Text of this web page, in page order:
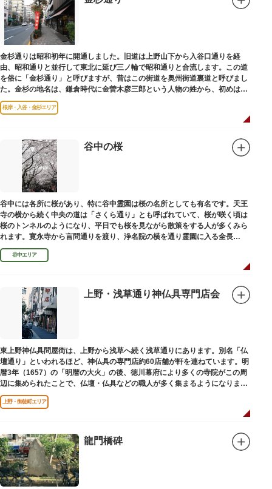
金杉通りは昭和初年に開通しました。旧道は上野山下から入谷口通りを経
由、昭和通りと並行して東北に延び三ノ輪で昭和通りと合流します。この道
を俗に「金杉通り」と呼びますが、昔はこの街道を奥州街道裏道と呼びまし
た。金杉の地名は、鎌倉時代に金曽木彦三郎という人物の姓から、初めは金
曽木、それが金杉に変わったものとされています。
根岸・入谷・金杉エリア
谷中の桜
谷中には各所に桜があり、特に谷中霊園は桜の名所としても有名です。天王
寺の横から続く中央の道は「さくら通り」とも呼ばれていて、桜が咲く頃は
桜のトンネルのようになり、平日でも桜を見ながら散策をする人が多くみら
れます。寛永寺から言問通りを渡り、浄名院の横を通り霊園に入る全長
100mの桜並木や、霊園内に点在する大木なども見事です。
谷中エリア
上野・浅草通り神仏具専門店会
東上野神仏具問屋街は、上野から浅草へ続く浅草通りにあります。別名「仏
壇通り」といわれるほど、神仏具の専門店約60店舗が軒を連ねています。明
暦3年（1657）の「明暦の大火」の後、徳川幕府により多くの寺院がこの周
辺に集められたことで、仏壇・仏具などの職人が多く集まるようになりまし
た。
上野・御徒町エリア
龍門橋碑